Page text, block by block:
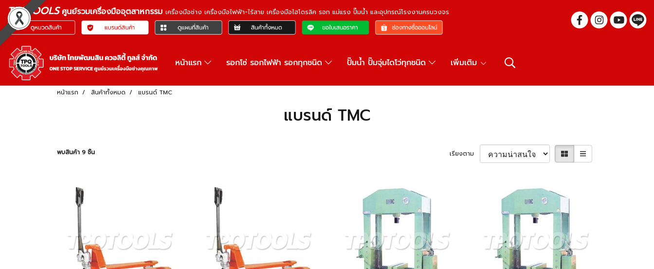
TPQTOOLSศูนย์รวมเครื่องมืออุตสาหกรรม เครื่องมือช่าง เครื่องมือไฟฟ้า-ไร้สาย เครื่องมือไฮโดรลิค รอก แม่แรง ปั๊มน้ำ และอุปกรณ์โรงงานครบวงจร
หน้าแรก รอกโซ่ รอกไฟฟ้า รอกทุกชนิด ปั๊มน้ำ ปั๊มจุ่มไดโว่ทุกชนิด เพิ่มเติม
หน้าแรก สินค้าทั้งหมด แบรนด์ TMC
แบรนด์ TMC
พบสินค้า 9 ชิ้น เรียงตาม